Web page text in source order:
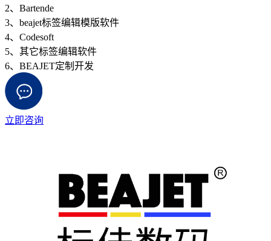
2、Bartende
3、beajet标签编辑模版软件
4、Codesoft
5、其它标签编辑软件
6、BEAJET定制开发
立即咨询